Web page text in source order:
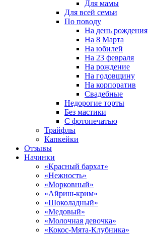
Для мамы
Для всей семьи
По поводу
На день рождения
На 8 Марта
На юбилей
На 23 февраля
На рождение
На годовщину
На корпоратив
Свадебные
Недорогие торты
Без мастики
С фотопечатью
Трайфлы
Капкейки
Отзывы
Начинки
«Красный бархат»
«Нежность»
«Морковный»
«Айриш-крим»
«Шоколадный»
«Медовый»
«Молочная девочка»
«Кокос-Мята-Клубника»